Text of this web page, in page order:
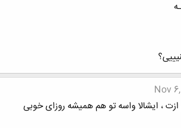
Nov 6,
، ایشالا واسه تو هم همیشه روزای خوبی